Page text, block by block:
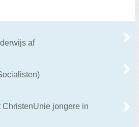
af
ChristenUnie jongere in